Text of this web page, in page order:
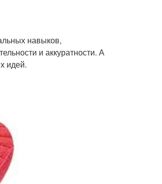
навыков,
и аккуратности. А
идей.